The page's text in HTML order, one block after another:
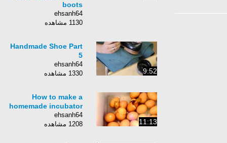
boots
ehsanh64
1130 مشاهده
9:52
Handmade Shoe Part
5
ehsanh64
1330 مشاهده
11:13
How to make a
homemade incubator
ehsanh64
1208 مشاهده